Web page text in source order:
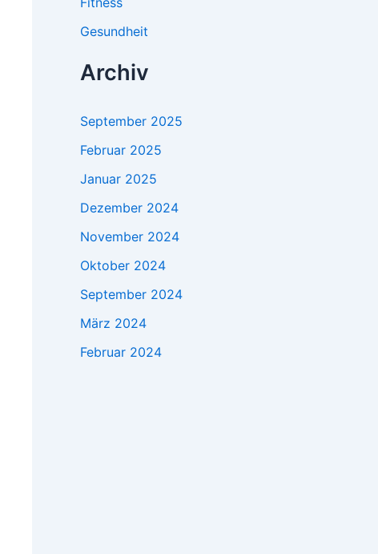
Gesundheit
Archiv
September 2025
Februar 2025
Januar 2025
Dezember 2024
November 2024
Oktober 2024
September 2024
März 2024
Februar 2024